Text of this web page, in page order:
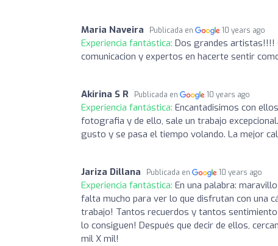
Maria Naveira Publicada en 10 years ago
Experiencia fantástica: Dos grandes artistas!!!!
comunicacion y expertos en hacerte sentir
Akirina S R Publicada en 10 years ago
Experiencia fantástica: Encantadisimos con
fotografia y de ello, sale un trabajo
gusto y se pasa el tiempo volando. La mejor
Jariza Dillana Publicada en 10 years ago
Experiencia fantástica: En una palabra:
falta mucho para ver lo que disfrutan con una
trabajo! Tantos recuerdos y tantos
lo consiguen! Después que decir de ellos,
mil X mil!